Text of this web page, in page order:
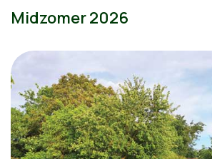
Midzomer 2026